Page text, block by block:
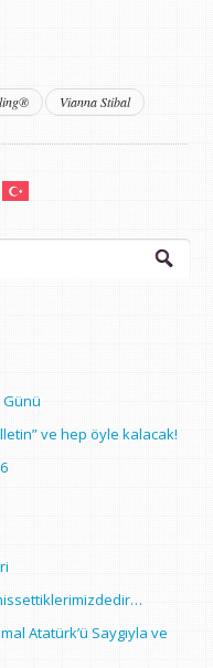
Vianna Stibal
Günü
ve hep öyle kalacak!
Atatürk’ü Saygıyla ve